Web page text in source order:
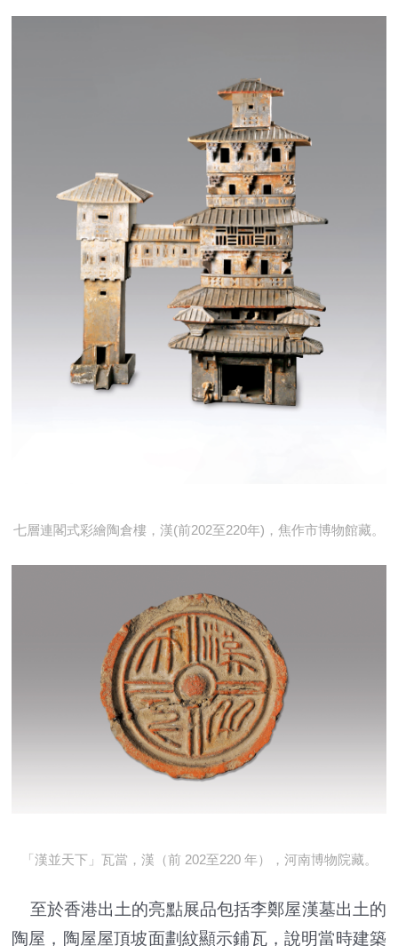
七層連閣式彩繪陶倉樓，漢(前202至220年)，焦作市博物館藏。
「漢並天下」瓦當，漢（前 202至220 年），河南博物院藏。
至於香港出土的亮點展品包括李鄭屋漢墓出土的
陶屋，陶屋屋頂坡面劃紋顯示鋪瓦，說明當時建築